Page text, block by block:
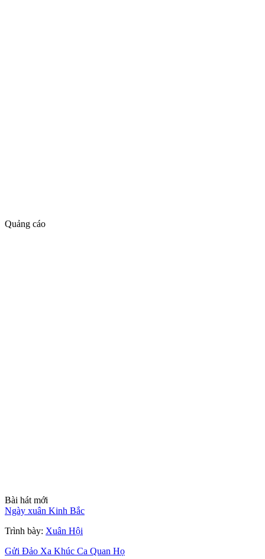
Quảng cáo
Bài hát mới
Ngày xuân Kinh Bắc
Trình bày: Xuân Hội
Gửi Đảo Xa Khúc Ca Quan Họ